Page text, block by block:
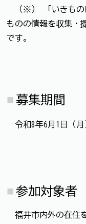
（※） 「いきもの
ものの情報を収集・
です。
募集期間
令和8年6月1日（
参加対象者
福井市内外の在住